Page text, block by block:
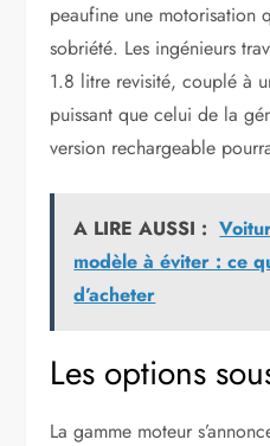
peaufine une motorisation
sobriété. Les ingénieurs
1.8 litre revisité, couplé à
puissant que celui de la
version rechargeable
A LIRE AUSSI :
modèle à éviter : ce
d’acheter
Les options
La gamme moteur